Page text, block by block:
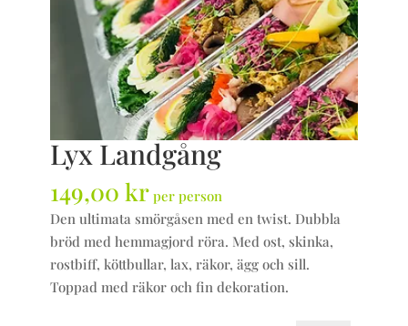
Lyx Landgång
149,00 krper person
Den ultimata smörgåsen med en twist. Dubbla
bröd med hemmagjord röra. Med ost, skinka,
rostbiff, köttbullar, lax, räkor, ägg och sill.
Toppad med räkor och fin dekoration.